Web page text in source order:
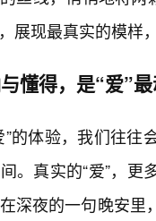
展现最真实的模样
懂得，是“爱”
”的体验，我们往
。真实的“爱”，
深夜的一句晚安